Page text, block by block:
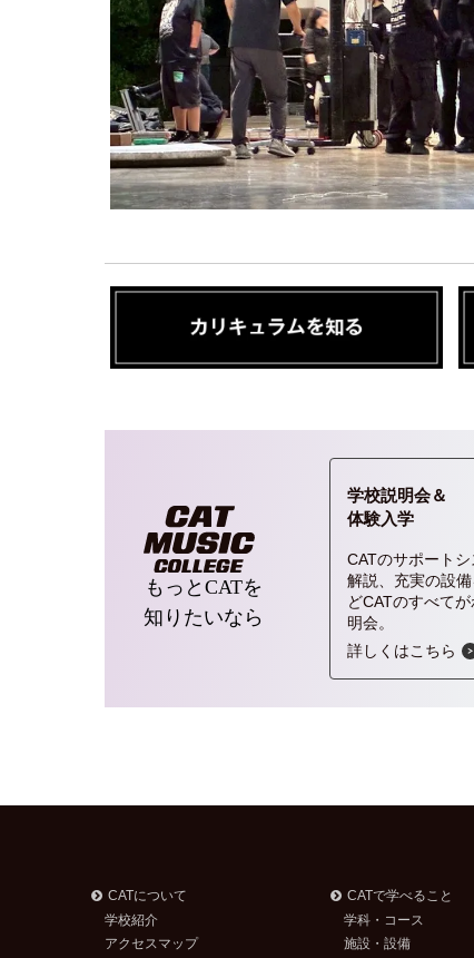
もっとCATを
知りたいなら
学校説明会＆
体験入学
CATのサポート
解説、充実の設
どCATのすべて
明会。
詳しくはこちら
CATについて
学校紹介
アクセスマップ
CATで学べること
学科・コース
施設・設備